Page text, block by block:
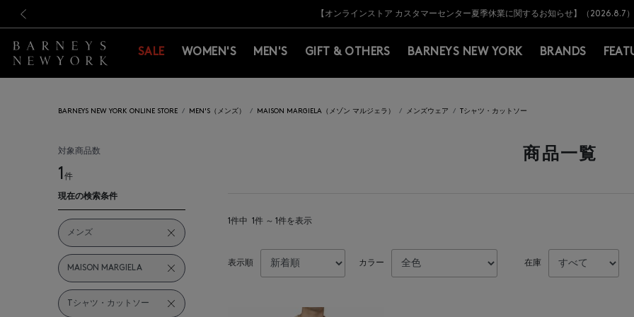
新規登録のお客様も対象！＜MY BARNEYS＞会員のお客様は11,000円（税込）以上のお買上げで常時送料無料
【夏季休業に伴う出荷一時停止のお知らせ】(2026.8.7)
【オンラインストア カスタマーセンター夏季休業に関するお知らせ】（2026.8.7）
【夏季休業に伴う返品・交換承り一時停止のお知らせ】（2026.8.5）
熊本県を中心とした地震の影響によるお荷物のお届けについて
【開催中】SUMMER SALEのご案内・ご注意事項
新規登録のお客様も対象！＜MY BARNEYS＞会員のお客様は11,000円（税込）以上のお買上げで常時送料無料
【夏季休業に伴う出荷一時停止のお知らせ】(2026.8.7)
SALE WOMEN'S MEN'S GIFT & OTHERS BARNEYS NEW YORK BRANDS
BARNEYS NEW YORK ONLINE STORE MEN'S（メンズ） MAISON MARGIELA（メゾン マルジェラ） メンズウェア Tシャツ・カットソー
対象商品数
1件
現在の検索条件
メンズ
MAISON MARGIELA
Tシャツ・カットソー
商品一覧
1件中 1件 ～ 1件を表示
表示順 カラー 在庫